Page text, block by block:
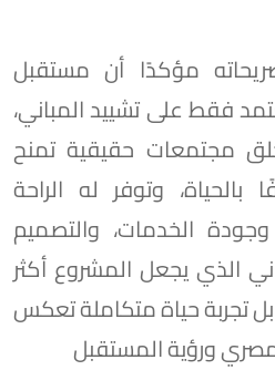
مؤكدًا أن مستقبل
فقط على تشييد المباني،
مجتمعات حقيقية تمنح
وتوفر له الراحة
الخدمات، والتصميم
الذي يجعل المشروع أكثر
تجربة حياة متكاملة تعكس
ورؤية المستقبل